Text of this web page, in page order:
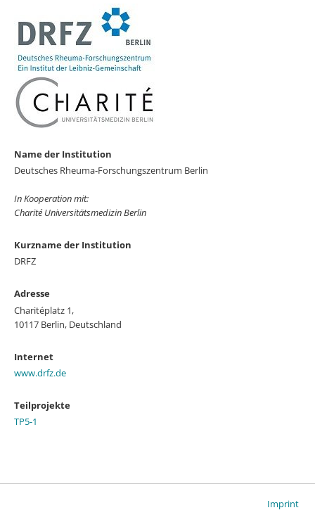
Name der Institution
Deutsches Rheuma-Forschungszentrum Berlin
In Kooperation mit:
Charité Universitätsmedizin Berlin
Kurzname der Institution
DRFZ
Adresse
Charitéplatz 1,
10117 Berlin, Deutschland
Internet
www.drfz.de
Teilprojekte
TP5-1
Imprint